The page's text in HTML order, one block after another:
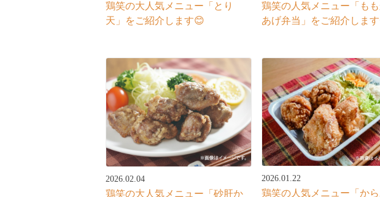
鶏笑の大人気メニュー「とり
天」をご紹介します😊
鶏笑の人気メニュー「も
あげ弁当」をご紹介しま
2026.02.04
鶏笑の大人気メニュー「砂肝か
2026.01.22
鶏笑の人気メニュー「か